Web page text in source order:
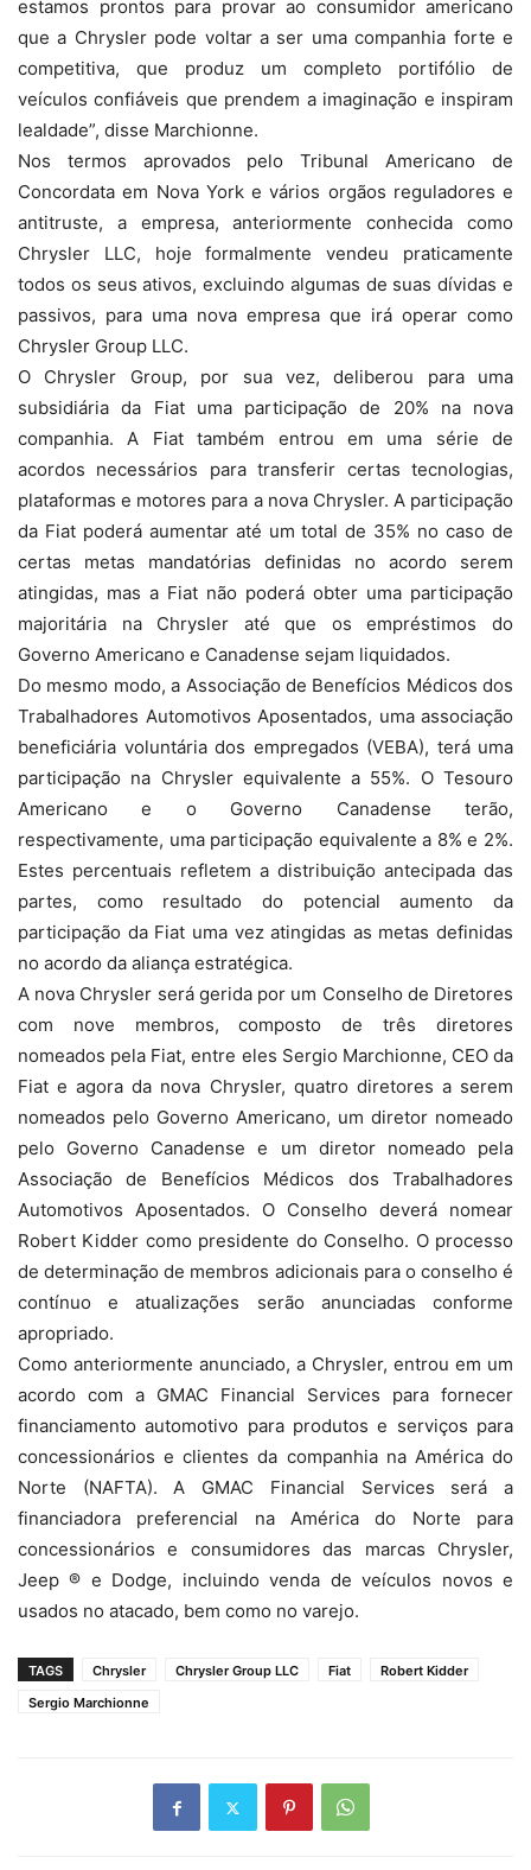
estamos prontos para provar ao consumidor americano
que a Chrysler pode voltar a ser uma companhia forte e
competitiva, que produz um completo portifólio de
veículos confiáveis que prendem a imaginação e inspiram
lealdade”, disse Marchionne.
Nos termos aprovados pelo Tribunal Americano de
Concordata em Nova York e vários orgãos reguladores e
antitruste, a empresa, anteriormente conhecida como
Chrysler LLC, hoje formalmente vendeu praticamente
todos os seus ativos, excluindo algumas de suas dívidas e
passivos, para uma nova empresa que irá operar como
Chrysler Group LLC.
O Chrysler Group, por sua vez, deliberou para uma
subsidiária da Fiat uma participação de 20% na nova
companhia. A Fiat também entrou em uma série de
acordos necessários para transferir certas tecnologias,
plataformas e motores para a nova Chrysler. A participação
da Fiat poderá aumentar até um total de 35% no caso de
certas metas mandatórias definidas no acordo serem
atingidas, mas a Fiat não poderá obter uma participação
majoritária na Chrysler até que os empréstimos do
Governo Americano e Canadense sejam liquidados.
Do mesmo modo, a Associação de Benefícios Médicos dos
Trabalhadores Automotivos Aposentados, uma associação
beneficiária voluntária dos empregados (VEBA), terá uma
participação na Chrysler equivalente a 55%. O Tesouro
Americano e o Governo Canadense terão,
respectivamente, uma participação equivalente a 8% e 2%.
Estes percentuais refletem a distribuição antecipada das
partes, como resultado do potencial aumento da
participação da Fiat uma vez atingidas as metas definidas
no acordo da aliança estratégica.
A nova Chrysler será gerida por um Conselho de Diretores
com nove membros, composto de três diretores
nomeados pela Fiat, entre eles Sergio Marchionne, CEO da
Fiat e agora da nova Chrysler, quatro diretores a serem
nomeados pelo Governo Americano, um diretor nomeado
pelo Governo Canadense e um diretor nomeado pela
Associação de Benefícios Médicos dos Trabalhadores
Automotivos Aposentados. O Conselho deverá nomear
Robert Kidder como presidente do Conselho. O processo
de determinação de membros adicionais para o conselho é
contínuo e atualizações serão anunciadas conforme
apropriado.
Como anteriormente anunciado, a Chrysler, entrou em um
acordo com a GMAC Financial Services para fornecer
financiamento automotivo para produtos e serviços para
concessionários e clientes da companhia na América do
Norte (NAFTA). A GMAC Financial Services será a
financiadora preferencial na América do Norte para
concessionários e consumidores das marcas Chrysler,
Jeep ® e Dodge, incluindo venda de veículos novos e
usados no atacado, bem como no varejo.
TAGS Chrysler Chrysler Group LLC Fiat
Robert Kidder
Sergio Marchionne